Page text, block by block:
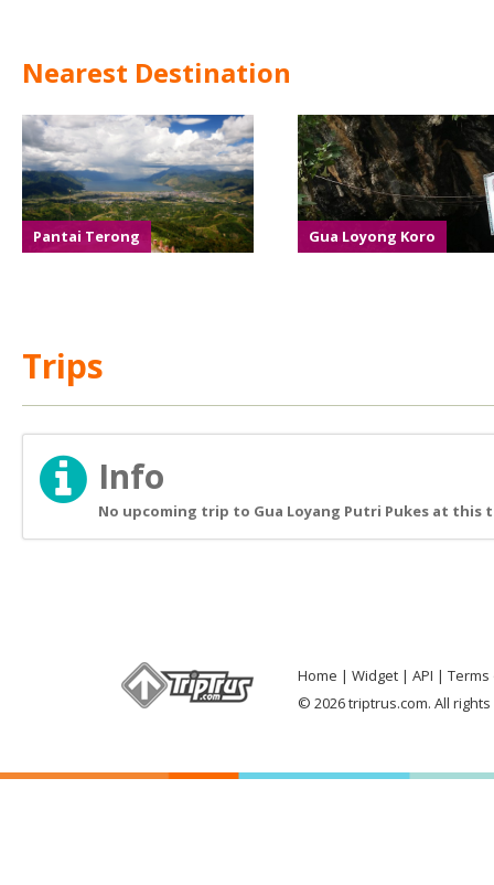
Nearest Destination
Pantai Terong Gua Loyong Koro
Trips
Info
No upcoming trip to Gua Loyang Putri Pukes at this
Home Widget API
Terms
© 2026 triptrus.com. All